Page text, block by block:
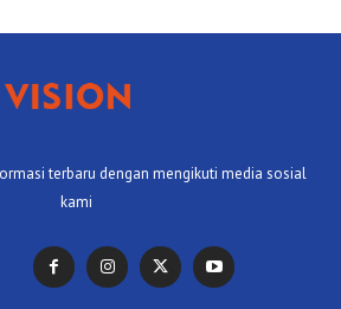
terbaru dengan mengikuti media sosial
kami